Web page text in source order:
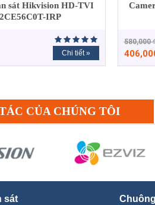
sát Hikvision HD-TVI
IRP
Chi tiết »
580,000
CỦA CHÚNG TÔI
sát